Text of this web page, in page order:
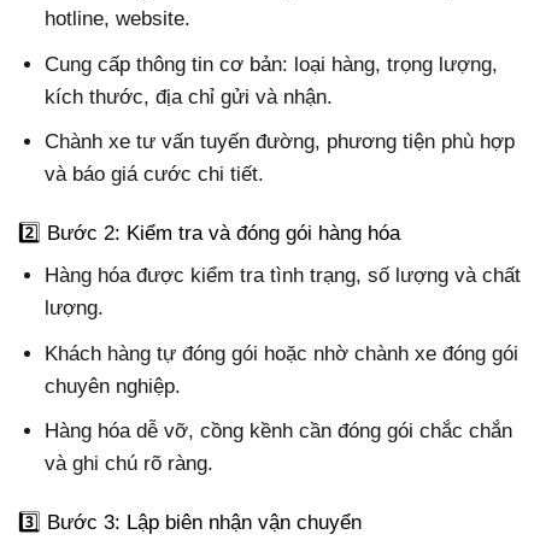
hotline, website.
Cung cấp thông tin cơ bản: loại hàng, trọng lượng,
kích thước, địa chỉ gửi và nhận.
Chành xe tư vấn tuyến đường, phương tiện phù hợp
và báo giá cước chi tiết.
2️⃣ Bước 2: Kiểm tra và đóng gói hàng hóa
Hàng hóa được kiểm tra tình trạng, số lượng và chất
lượng.
Khách hàng tự đóng gói hoặc nhờ chành xe đóng gói
chuyên nghiệp.
Hàng hóa dễ vỡ, cồng kềnh cần đóng gói chắc chắn
và ghi chú rõ ràng.
3️⃣ Bước 3: Lập biên nhận vận chuyển